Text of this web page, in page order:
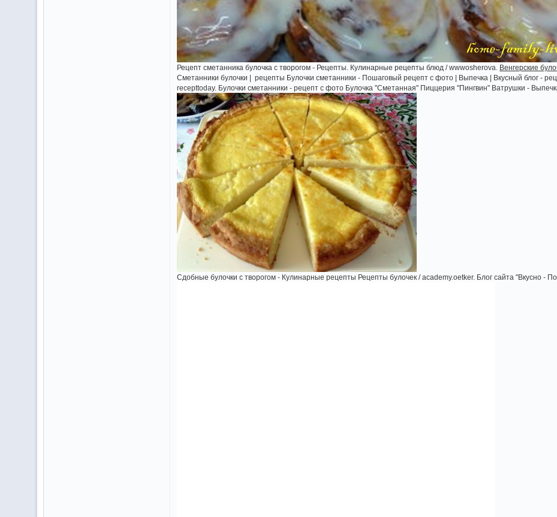
Рецепт сметанника булочка с творогом - Рецепты. Кулинарные рецепты блюд / wwwosherova. Венгерские
Сметанники булочки | рецепты Булочки сметанники - Пошаговый рецепт с фото | Выпечка | Вкусный блог -
recepttoday. Булочки сметанники - рецепт с фото Булочка "Сметанная" Пиццерия "Пингвин" Ватрушки -
Сдобные булочки с творогом - Кулинарные рецепты Рецепты булочек / academy.oetker. Блог сайта "Вкусно -